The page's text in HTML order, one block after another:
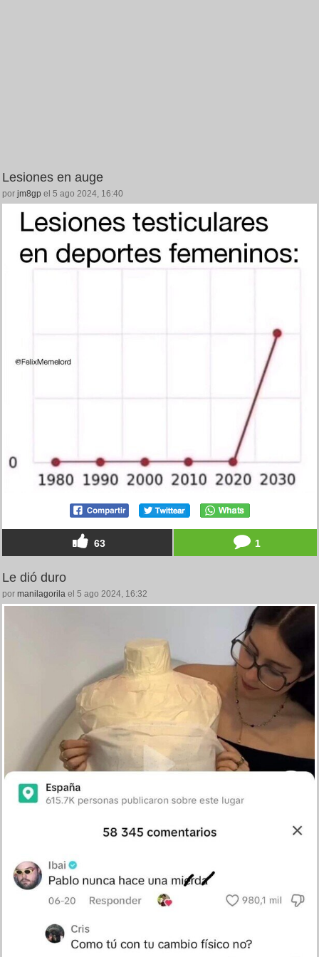
Lesiones en auge
por jm8gp el 5 ago 2024, 16:40
63 1
Le dió duro
por manilagorila el 5 ago 2024, 16:32